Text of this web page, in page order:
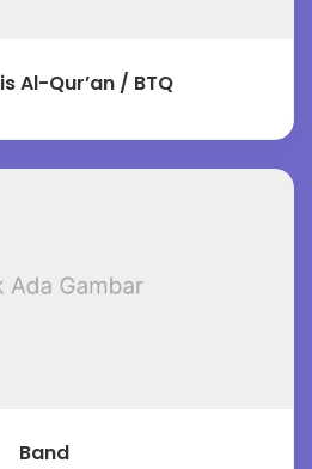
Al-Qur’an / BTQ
Band